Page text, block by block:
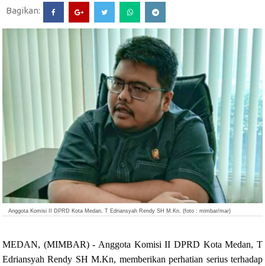
Bagikan:
Anggota Komisi II DPRD Kota Medan, T Edriansyah Rendy SH M.Kn. (foto : mimbar/mar)
MEDAN, (MIMBAR) - Anggota Komisi II DPRD Kota Medan, T
Edriansyah Rendy SH M.Kn, memberikan perhatian serius terhadap